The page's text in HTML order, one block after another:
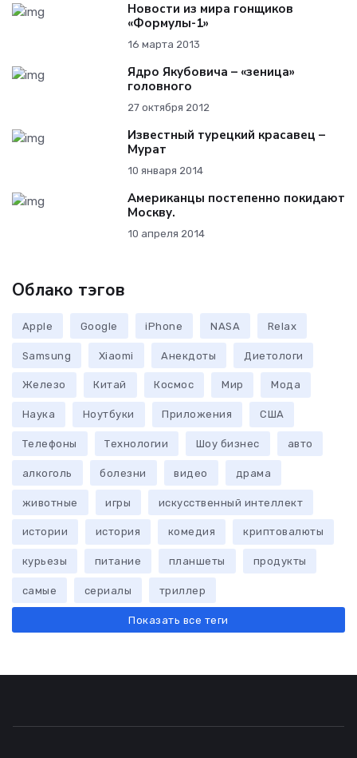
Новости из мира гонщиков
«Формулы-1»
16 марта 2013
Ядро Якубовича – «зеница»
головного
27 октября 2012
Известный турецкий красавец –
Мурат
10 января 2014
Американцы постепенно покидают
Москву.
10 апреля 2014
Облако тэгов
Apple Google iPhone NASA Relax
Samsung Xiaomi Анекдоты Диетологи
Железо Китай Космос Мир Мода
Наука Ноутбуки Приложения США
Телефоны Технологии Шоу бизнес авто
алкоголь болезни видео драма
животные игры искусственный интеллект
истории история комедия криптовалюты
курьезы питание планшеты продукты
самые сериалы триллер
Показать все теги